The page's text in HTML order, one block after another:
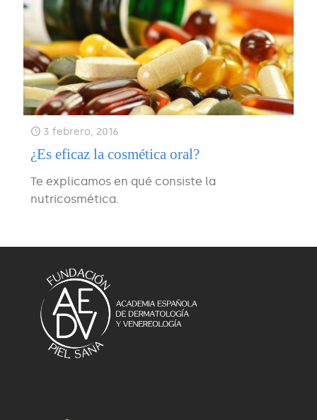
3 febrero, 2016
¿Es eficaz la cosmética oral?
Te explicamos en qué consiste la
nutricosmética.